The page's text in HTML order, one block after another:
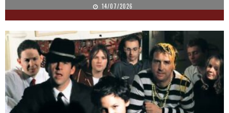
14/07/2026